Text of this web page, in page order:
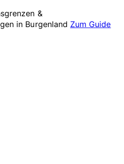
&
in Burgenland Zum Guide